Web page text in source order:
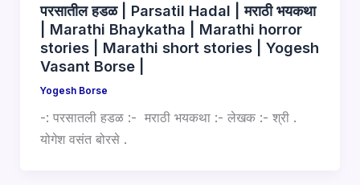
परसातील हडळ | Parsatil Hadal | मराठी भयकथा
| Marathi Bhaykatha | Marathi horror
stories | Marathi short stories | Yogesh
Vasant Borse |
Yogesh Borse
-: परसातली हडळ :- मराठी भयकथा :- लेखक :- श्री .
योगेश वसंत बोरसे .